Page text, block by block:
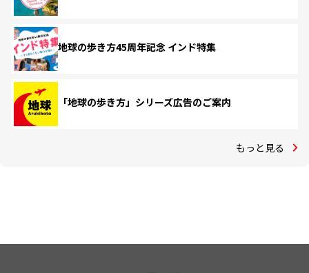
地球の歩き方45周年記念 インド特集
「地球の歩き方」シリーズ広告のご案内
もっと見る